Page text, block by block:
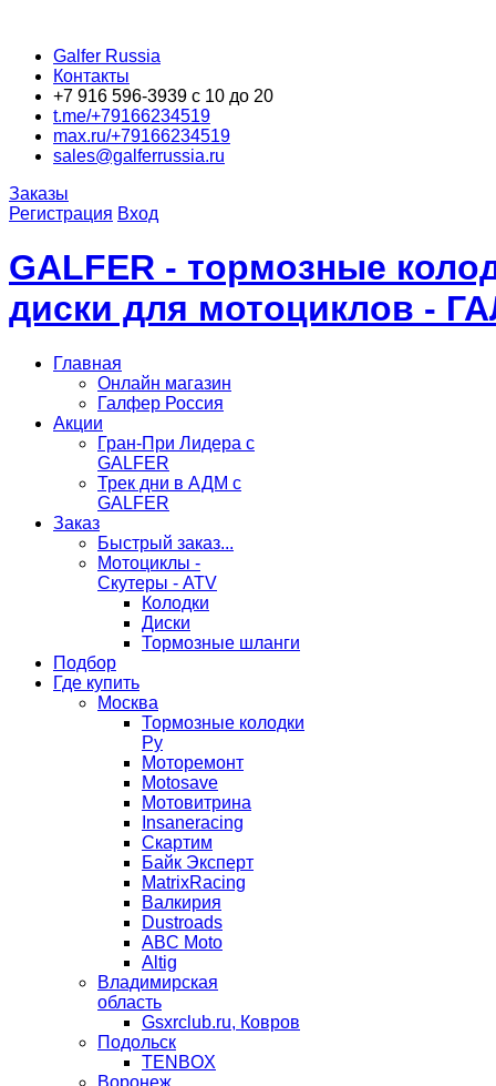
Galfer Russia
Контакты
+7 916 596-3939 с 10 до 20
t.me/+79166234519
max.ru/+79166234519
sales@galferrussia.ru
Заказы
Регистрация Вход
GALFER - тормозные
диски для мотоциклов -
Главная
Онлайн магазин
Галфер Россия
Акции
Гран-При Лидера c
GALFER
Трек дни в АДМ с
GALFER
Заказ
Быстрый заказ...
Мотоциклы -
Скутеры - ATV
Колодки
Диски
Тормозные шланги
Подбор
Где купить
Москва
Тормозные колодки
Ру
Моторемонт
Motosave
Мотовитрина
Insaneracing
Скартим
Байк Эксперт
MatrixRacing
Валкирия
Dustroads
ABC Moto
Altig
Владимирская
область
Gsxrclub.ru, Ковров
Подольск
TENBOX
Воронеж